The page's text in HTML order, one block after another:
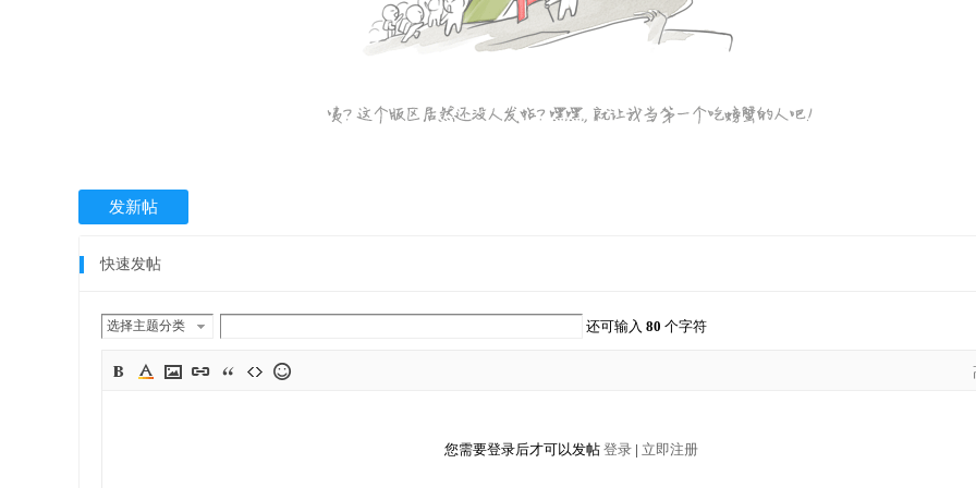
发新帖
快速发帖
选择主题分类 还可输入80 个字符
您需要登录后才可以发帖 登录 | 立即注册